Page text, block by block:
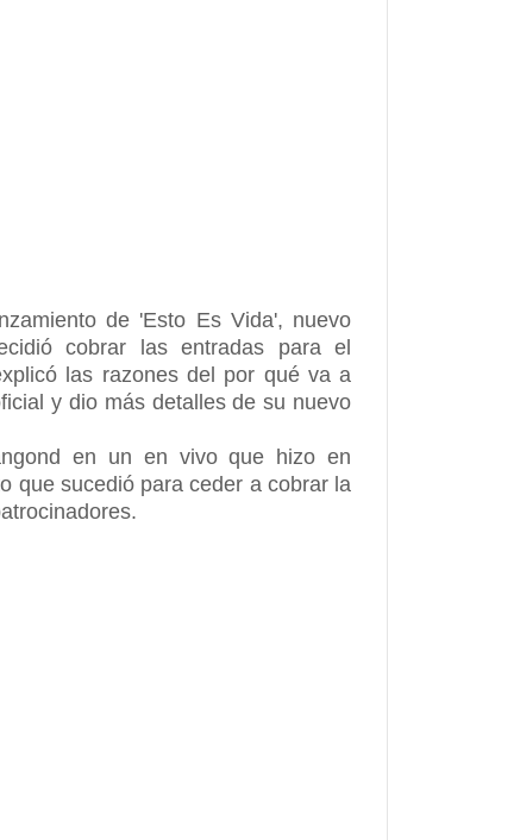
de 'Esto Es Vida', nuevo
cobrar las entradas para el
las razones del por qué va a
y dio más detalles de su nuevo
en un en vivo que hizo en
que sucedió para ceder a cobrar la